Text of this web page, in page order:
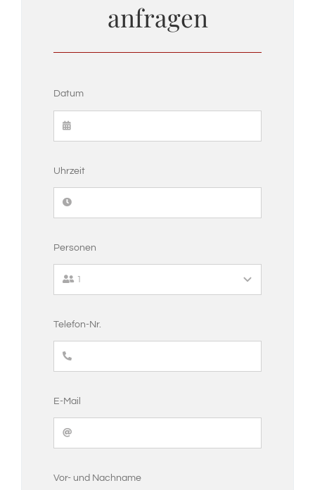
anfragen
Datum
Uhrzeit
Personen
Telefon-Nr.
E-Mail
Vor- und Nachname